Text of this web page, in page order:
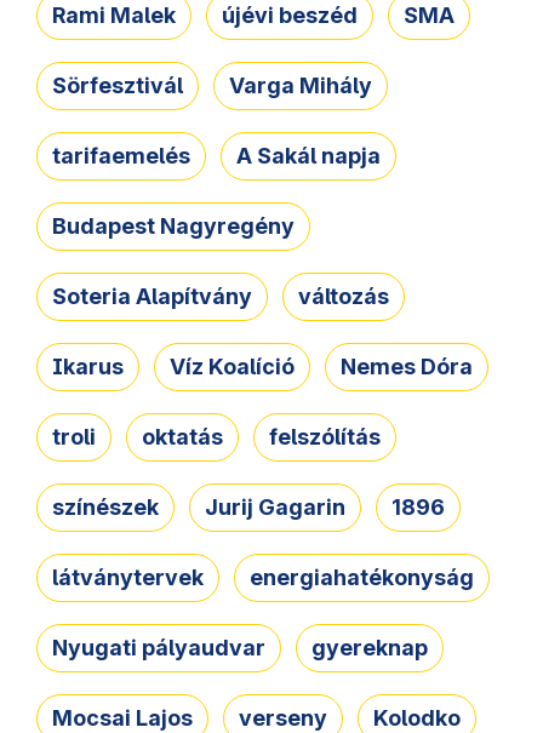
Rami Malek újévi beszéd SMA
Sörfesztivál Varga Mihály
tarifaemelés A Sakál napja
Budapest Nagyregény
Soteria Alapítvány változás
Ikarus Víz Koalíció Nemes Dóra
troli oktatás felszólítás
színészek Jurij Gagarin 1896
látványtervek energiahatékonyság
Nyugati pályaudvar gyereknap
Mocsai Lajos verseny Kolodko